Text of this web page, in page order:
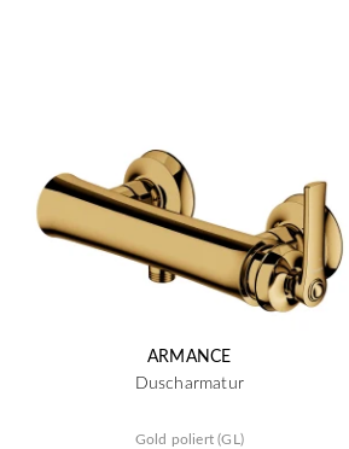
ARMANCE
Duscharmatur
Gold poliert (GL)